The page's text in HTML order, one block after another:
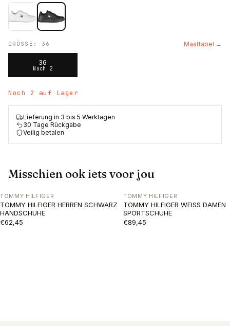
GRÖSSE : 36 Maattabel →
36
Noch 2
Noch 2 auf Lager
Lieferung in 3 bis 5 Werktagen
30 Tage Rückgabe
Veilig betalen
Misschien ook iets voor jou
TOMMY HILFIGER
TOMMY HILFIGER HERREN SCHWARZ
HANDSCHUHE
€62,45
TOMMY HILFIGER
TOMMY HILFIGER WEISS DAMEN
SPORTSCHUHE
€89,45